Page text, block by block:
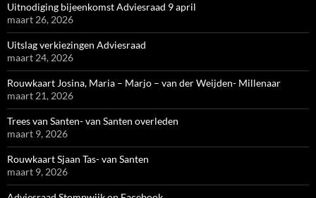
Uitnodiging bijeenkomst Adviesraad 9 april
maart 26, 2026
Uitslag verkiezingen Adviesraad
maart 24, 2026
Rouwkaart Josina, Maria – Marjo – van der Weijden- Millenaar
maart 21, 2026
Trees van Santen- van Santen overleden
maart 9, 2026
Rouwkaart Sjaan Tas- van Santen
maart 9, 2026